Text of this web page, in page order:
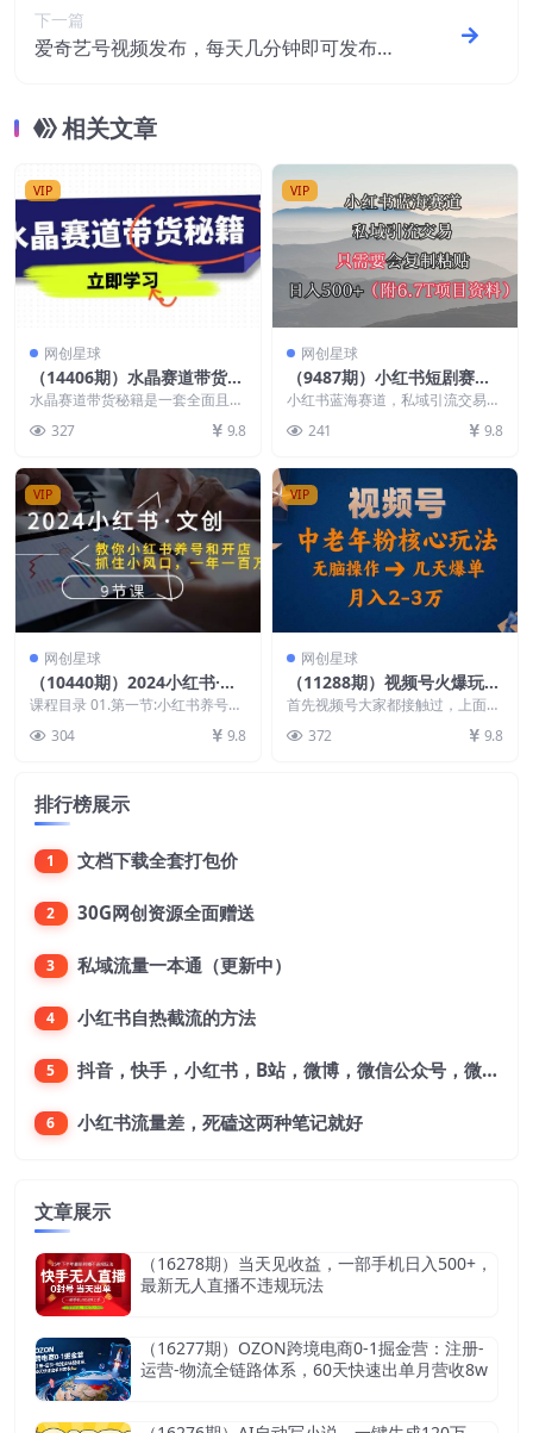
下一篇
爱奇艺号视频发布，每天几分钟即可发布视
相关文章
VIP
网创星球
（14406期）水晶赛道带货秘
籍，国学结合、短视频起号、
拍摄技巧、直播话术等内容
水晶赛道带货秘籍是一套全面且实
介绍、带货模式到平台...
327 9.8
VIP
网创星球
（9487期）小红书短剧赛
道，私域引流交易，会复制粘
贴，日入500+（附6.7T短剧
资源）
小红书蓝海赛道，私域引流交易，
（附6.7T项目资料...
241 9.8
VIP
网创星球
（10440期）2024小红书·文
创：教你小红书养号和开店、
抓住小风口 一年一百万 (9节
课)
课程目录 01.第一节:小红书养号
功能讲...
304 9.8
VIP
网创星球
（11288期）视频号火爆玩
法，高端中老年粉核心打法，
无脑操作，一天十分钟，月入
两万
首先视频号大家都接触过，上面的
上面发视频带货赚钱，...
372 9.8
排行榜展示
1 文档下载全套打包价
2 30G网创资源全面赠送
3 私域流量一本通（更新中）
4 小红书自热截流的方法
5 抖音，快手，小红书，B站，微博，微信公众号，微信视频号。每一个平台，都是不一样的机会，对应不一样的赚钱思路
6 小红书流量差，死磕这两种笔记就好
文章展示
（16278期）当天见收益，一部手机日入500+，
最新无人直播不违规玩法
（16277期）OZON跨境电商0-1掘金营：注册-
运营-物流全链路体系，60天快速出单月营收8w